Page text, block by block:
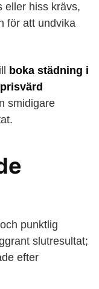
eller hiss krävs,
för att undvika
boka städning i
prisvärd
smidigare
punktlig
slutresultat;
efter